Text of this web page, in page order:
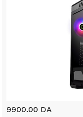
9900.00 DA